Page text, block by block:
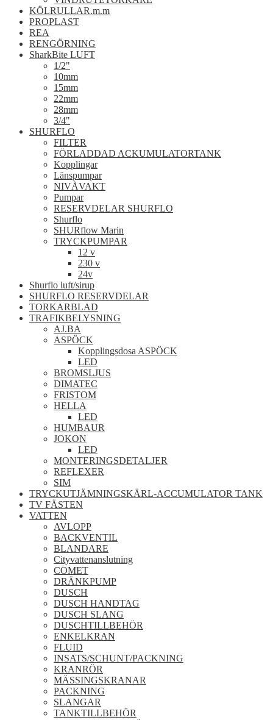
KÖLRULLAR.m.m
PROPLAST
REA
RENGÖRNING
SharkBite LUFT
1/2"
10mm
15mm
22mm
28mm
3/4"
SHURFLO
FILTER
FÖRLADDAD ACKUMULATORTANK
Kopplingar
Länspumpar
NIVÅVAKT
Pumpar
RESERVDELAR SHURFLO
Shurflo
SHURflow Marin
TRYCKPUMPAR
12 v
230 v
24v
Shurflo luft/sirup
SHURFLO RESERVDELAR
TORKARBLAD
TRAFIKBELYSNING
AJ.BA
ASPÖCK
Kopplingsdosa ASPÖCK
LED
BROMSLJUS
DIMATEC
FRISTOM
HELLA
LED
HUMBAUR
JOKON
LED
MONTERINGSDETALJER
REFLEXER
SIM
TRYCKUTJÄMNINGSKÄRL-ACCUMULATOR TANK
TV FÄSTEN
VATTEN
AVLOPP
BACKVENTIL
BLANDARE
Cityvattenanslutning
COMET
DRÄNKPUMP
DUSCH
DUSCH HANDTAG
DUSCH SLANG
DUSCHTILLBEHÖR
ENKELKRAN
FLUID
INSATS/SCHUNT/PACKNING
KRANRÖR
MÄSSINGSKRANAR
PACKNING
SLANGAR
TANKTILLBEHÖR